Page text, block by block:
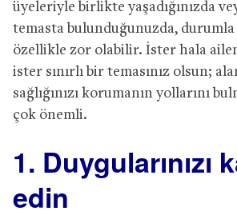
üyeleriyle birlikte yaşadığınızda
temasta bulunduğunuzda, durumla
özellikle zor olabilir. İster hala
ister sınırlı bir temasınız olsun;
sağlığınızı korumanın yollarını
çok önemli.
1. Duygularınızı
edin